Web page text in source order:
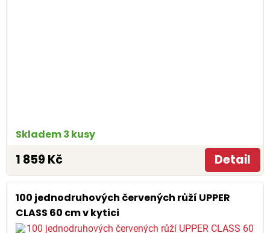
Skladem 3 kusy
1 859 Kč Detail
100 jednodruhových červených růží UPPER
CLASS 60 cm v kytici